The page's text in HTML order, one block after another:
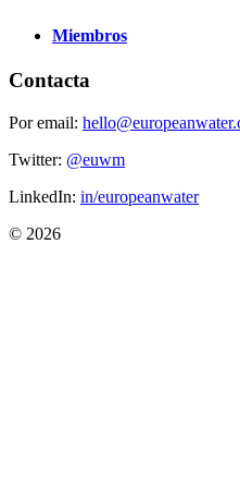
Miembros
Contacta
Por email:
Twitter: @euwm
LinkedIn: in/europeanwater
© 2026